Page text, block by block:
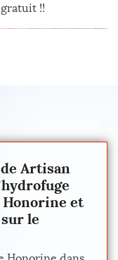
!!
Artisan
et
le